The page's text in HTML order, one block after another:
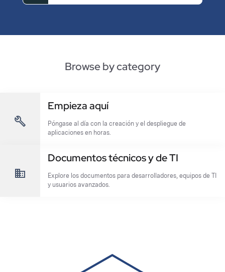
Browse by category
Empieza aquí
Póngase al día con la creación y el despliegue de
aplicaciones en horas.
Documentos técnicos y de TI
Explore los documentos para desarrolladores, equipos de TI
y usuarios avanzados.